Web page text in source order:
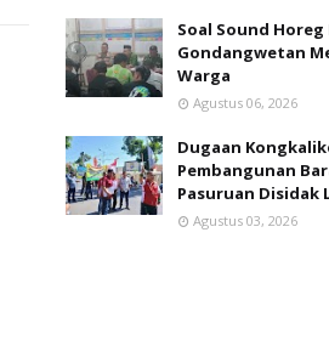
Soal Sound
Gondangwetan
Warga
Agustus 06, 2026
Dugaan
Pembangunan
Pasuruan Disidak
Agustus 03, 2026